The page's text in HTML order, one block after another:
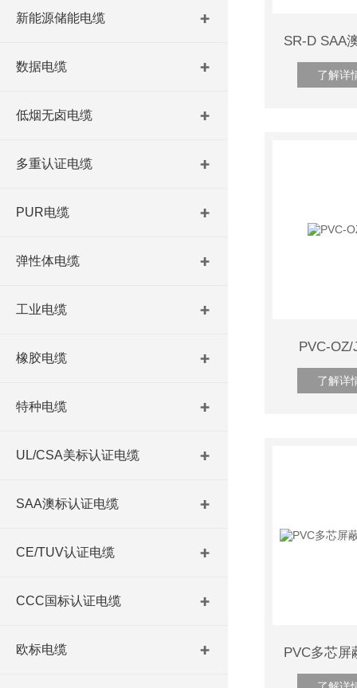
新能源储能电缆
数据电缆
低烟无卤电缆
多重认证电缆
PUR电缆
弹性体电缆
工业电缆
橡胶电缆
特种电缆
UL/CSA美标认证电缆
SAA澳标认证电缆
CE/TUV认证电缆
CCC国标认证电缆
欧标电缆
了解详
PVC-
了解详